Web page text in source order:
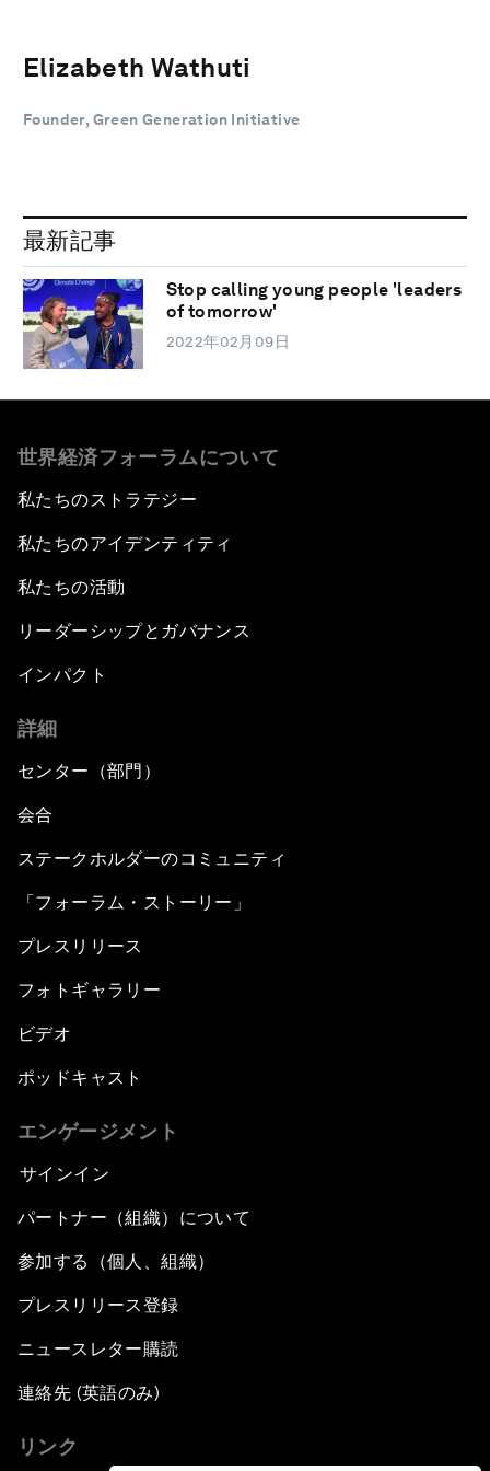
Elizabeth Wathuti
Founder, Green Generation Initiative
最新記事
Stop calling young people 'leaders
of tomorrow'
2022年02月09日
世界経済フォーラムについて
私たちのストラテジー
私たちのアイデンティティ
私たちの活動
リーダーシップとガバナンス
インパクト
詳細
センター（部門）
会合
ステークホルダーのコミュニティ
「フォーラム・ストーリー」
プレスリリース
フォトギャラリー
ビデオ
ポッドキャスト
エンゲージメント
サインイン
パートナー（組織）について
参加する（個人、組織）
プレスリリース登録
ニュースレター購読
連絡先 (英語のみ)
リンク